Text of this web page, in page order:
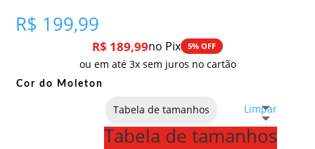
R$ 199,99
R$ 189,99no Pix 5% OFF
ou em até 3x sem juros no cartão
Cor do Moleton
Limpar
Tabela de tamanhos
Tabela de tamanhos